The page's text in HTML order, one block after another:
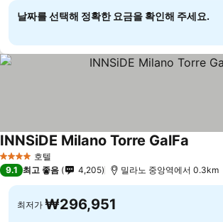
날짜를 선택해 정확한 요금을 확인해 주세요.
4 성급 호텔
INNSiDE Milano Torre GalFa
9.1 최고 좋음 4,205 밀라노 중앙역에서 0.3km
최저가 ₩296,951